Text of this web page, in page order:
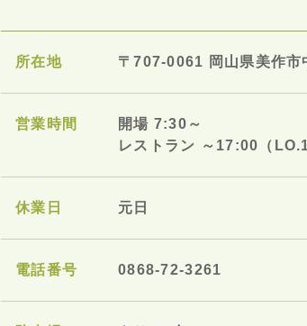
所在地 〒707-0061 岡山県美作市
営業時間
開場 7:30～
レストラン ～17:00（
休業日 元日
電話番号 0868-72-3261